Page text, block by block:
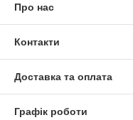
Про нас
Контакти
Доставка та оплата
Графік роботи